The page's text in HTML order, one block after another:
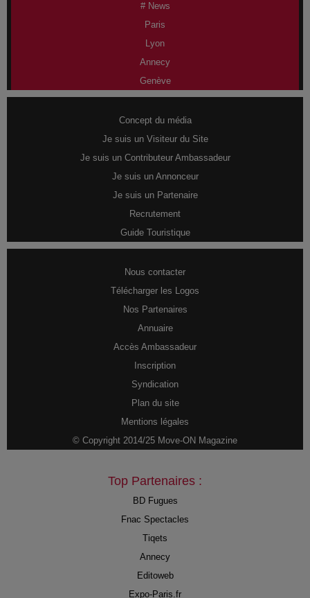
# News
Paris
Lyon
Annecy
Genève
Concept du média
Je suis un Visiteur du Site
Je suis un Contributeur Ambassadeur
Je suis un Annonceur
Je suis un Partenaire
Recrutement
Guide Touristique
Nous contacter
Télécharger les Logos
Nos Partenaires
Annuaire
Accès Ambassadeur
Inscription
Syndication
Plan du site
Mentions légales
© Copyright 2014/25 Move-ON Magazine
Top Partenaires :
BD Fugues
Fnac Spectacles
Tiqets
Annecy
Editoweb
Expo-Paris.fr